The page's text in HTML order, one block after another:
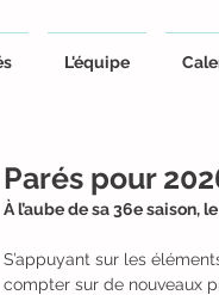
L'équipe
Parés pour
À l’aube de sa 36e saison,
S’appuyant sur les
compter sur de nouveaux